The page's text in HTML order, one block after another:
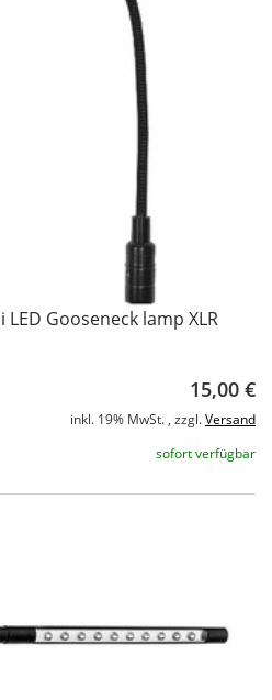
Gooseneck lamp XLR
15,00 €
inkl. 19% MwSt. , zzgl. Versand
sofort verfügbar